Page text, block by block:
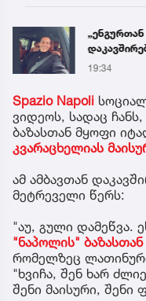
„ენგურთან
ვთქვა...“ -
19:34
Spazio Napoli
ვიდეოს, სადაც
ბაზასთან მყოფი
კვარაცხელიას
ამ ამბავთან
მეტრეველი წერს:
"აუ, გული დამეწვა.
"ნაპოლის"
რომელზეც
"ხვიჩა, შენ ხარ
შენი მაისური, შენი